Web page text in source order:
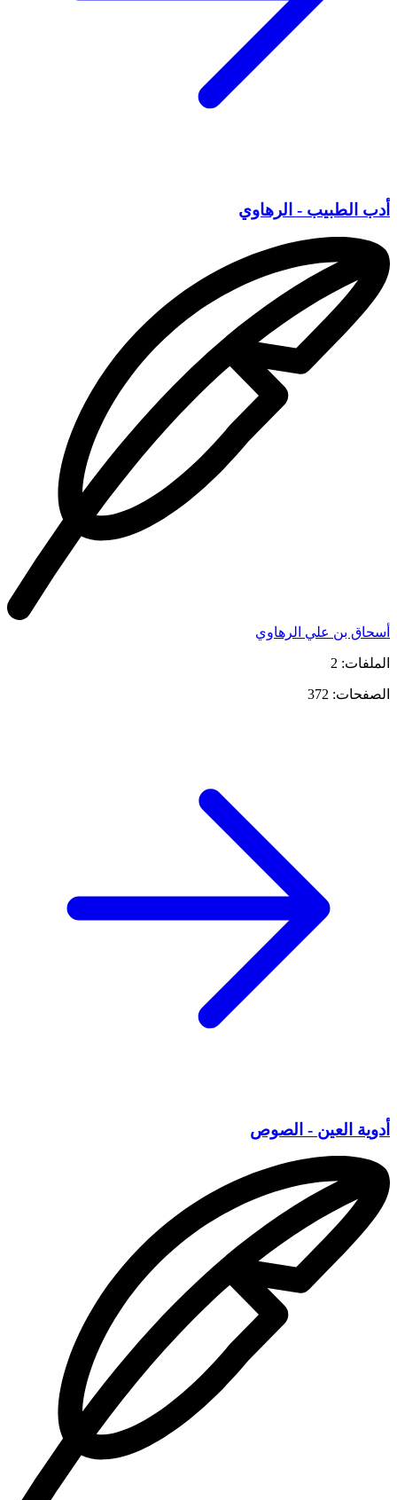
أدب الطبيب - الرهاوي
أسحاق بن علي الرهاوي
الملفات: 2
الصفحات: 372
أدوية العين - الصوص